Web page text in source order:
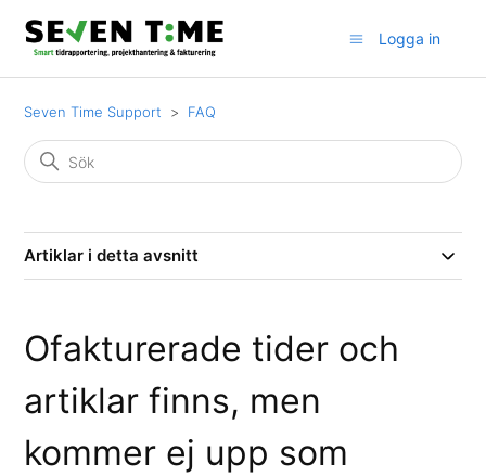
Logga in
Seven Time Support FAQ
Artiklar i detta avsnitt
Ofakturerade tider och
artiklar finns, men
kommer ej upp som